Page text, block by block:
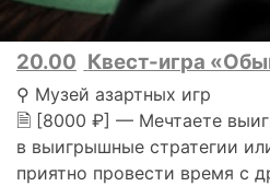
20.00 Квест-игра
⚲ Музей азартных игр
🗎 [8000 ₽] — Мечтаете
в выигрышные стратегии
приятно провести время с